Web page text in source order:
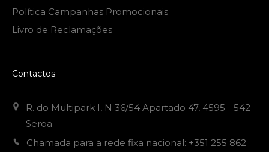
Política Campanhas Promocionais
Livro de Reclamações
Contactos
R. do Multipark I, N 36/54 Apartado 47, 4595 - 542
Seroa
Chamada para a rede fixa nacional: +351 255 862